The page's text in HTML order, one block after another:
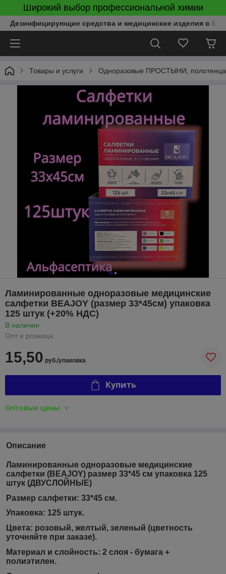
Широкий выбор профессиональной химии
Дезинфицирующие средства и медицинские изделия в
Товары и услуги Одноразовые ПРОСТЫНИ,
Ламинированные одноразовые медицинские
салфетки BEAJOY (размер 33*45см) упаковка
125 штук (+20% НДС)
В наличии
Опт и розница
15,50 руб./упаковка
Купить
Оптовые цены
Описание
Ламинированные одноразовые медицинские
салфетки (BEAJOY) размер 33*45 см упаковка 125
штук (ДВУСЛОЙНЫЕ)
Размер салфетки: 33*45 см.
Упаковка: 125 штук.
Цвета: розовый, желтый, зеленый (цветность
уточняйте при заказе).
Материал и слойность: 2 слоя - бумага +
полиэтилен.